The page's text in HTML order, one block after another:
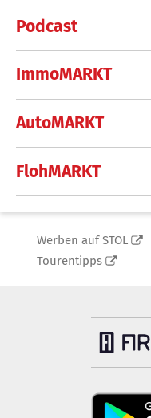
Podcast
ImmoMARKT
AutoMARKT
FlohMARKT
Werben auf STOL
Tourentipps